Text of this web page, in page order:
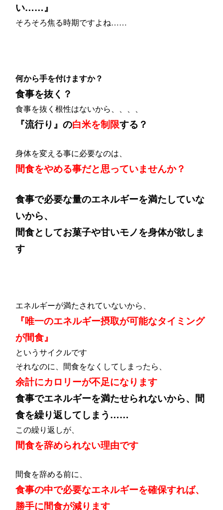
い……』
そろそろ焦る時期ですよね……
何から手を付けますか？
食事を抜く？
食事を抜く根性はないから、、、、
『流行り』の白米を制限する？
身体を変える事に必要なのは、
間食をやめる事だと思っていませんか？
食事で必要な量のエネルギーを満たしていな
いから、
間食としてお菓子や甘いモノを身体が欲しま
す
エネルギーが満たされていないから、
『唯一のエネルギー摂取が可能なタイミング
が間食』
というサイクルです
それなのに、間食をなくしてしまったら、
余計にカロリーが不足になります
食事でエネルギーを満たせられないから、間
食を繰り返してしまう……
この繰り返しが、
間食を辞められない理由です
間食を辞める前に、
食事の中で必要なエネルギーを確保すれば、
勝手に間食が減ります